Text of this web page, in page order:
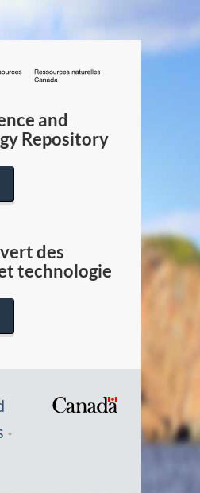
/
Canada
and
Repository
des
technologie
Symbole